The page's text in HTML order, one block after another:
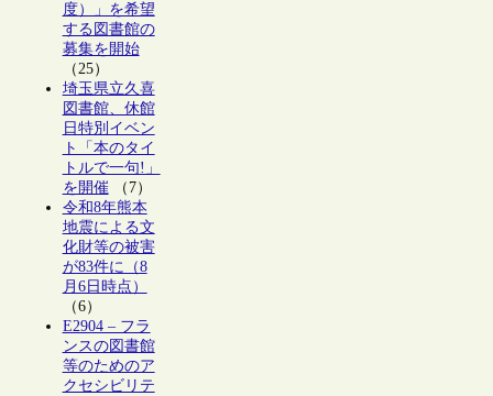
度）」を希望
する図書館の
募集を開始
（25）
埼玉県立久喜
図書館、休館
日特別イベン
ト「本のタイ
トルで一句!」
を開催（7）
令和8年熊本
地震による文
化財等の被害
が83件に（8
月6日時点）
（6）
E2904 – フラ
ンスの図書館
等のためのア
クセシビリテ